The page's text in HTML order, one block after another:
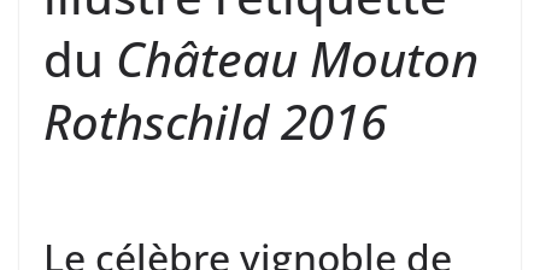
du Château Mouton
Rothschild 2016
Le célèbre vignoble de